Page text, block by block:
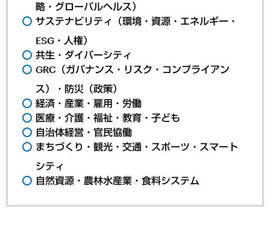
略・グローバルヘルス）
サステナビリティ（環境・資源・エネルギー・
ESG・人権）
共生・ダイバーシティ
GRC（ガバナンス・リスク・コンプライアン
ス）・防災（政策）
経済・産業・雇用・労働
医療・介護・福祉・教育・子ども
自治体経営・官民協働
まちづくり・観光・交通・スポーツ・スマート
シティ
自然資源・農林水産業・食料システム